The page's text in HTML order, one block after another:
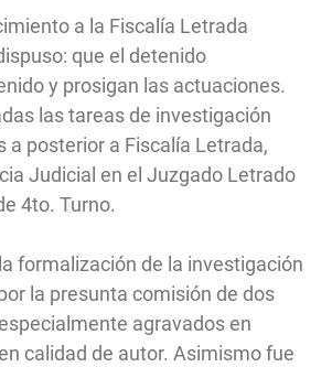
a la Fiscalía Letrada
que el detenido
y prosigan las actuaciones.
las tareas de investigación
a posterior a Fiscalía Letrada,
Judicial en el Juzgado Letrado
4to. Turno.
formalización de la investigación
la presunta comisión de dos
agravados en
calidad de autor. Asimismo fue